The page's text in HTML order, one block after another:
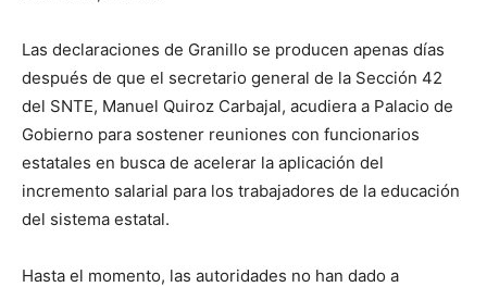
Las declaraciones de Granillo se producen apenas días
después de que el secretario general de la Sección 42
del SNTE, Manuel Quiroz Carbajal, acudiera a Palacio de
Gobierno para sostener reuniones con funcionarios
estatales en busca de acelerar la aplicación del
incremento salarial para los trabajadores de la educación
del sistema estatal.
Hasta el momento, las autoridades no han dado a